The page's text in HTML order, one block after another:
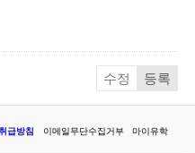
수정 등록
급방침 이메일무단수집거부 마이유학